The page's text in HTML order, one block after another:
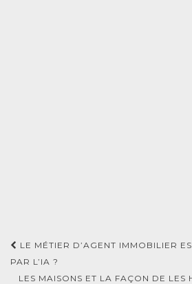
Navigation
d'article
LE MÉTIER D’AGENT IMMOBILIER
PAR L’IA ?
LES MAISONS ET LA FAÇON DE LES